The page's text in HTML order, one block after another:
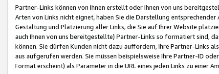
Partner-Links können von Ihnen erstellt oder Ihnen von uns
Arten von Links nicht eignet, haben Sie die Darstellung
Gestaltung und Platzierung aller Links, die Sie auf Ihrer Website
auch Ihnen von uns bereitgestellte) Partner-Links so formatiert sind,
können. Sie dürfen Kunden nicht dazu auffordern, Ihre Partner-Links
aus aufgerufen werden. Sie müssen beispielsweise Ihre Partner-ID
Format erscheint) als Parameter in die URL eines jeden Links zu einer